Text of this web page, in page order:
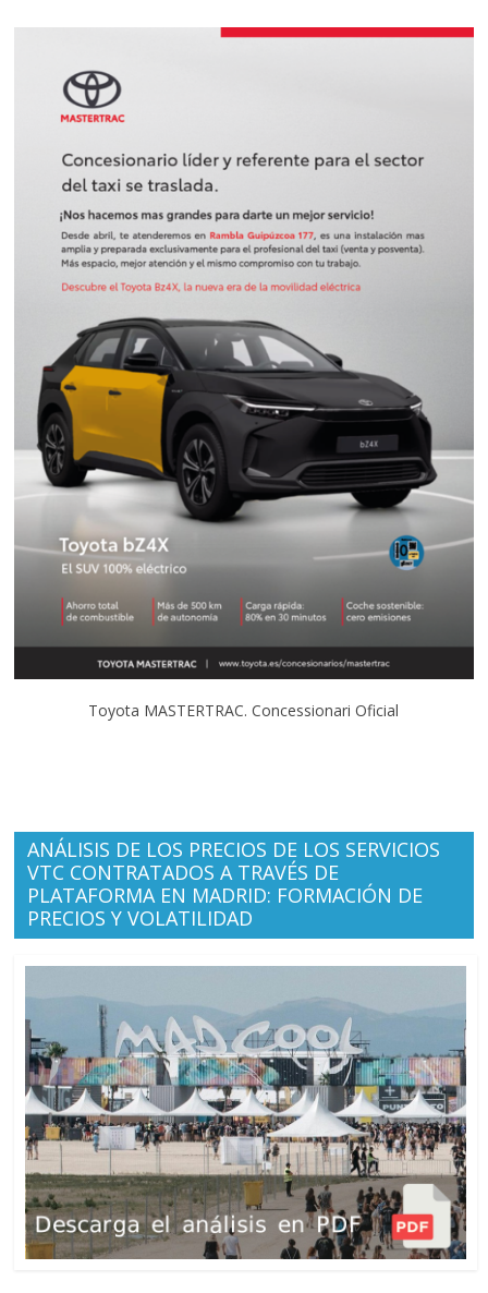
Toyota MASTERTRAC. Concessionari Oficial
ANÁLISIS DE LOS PRECIOS DE LOS SERVICIOS
VTC CONTRATADOS A TRAVÉS DE
PLATAFORMA EN MADRID: FORMACIÓN DE
PRECIOS Y VOLATILIDAD